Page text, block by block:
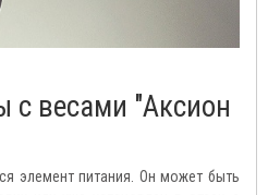
с весами "Аксион
элемент питания. Он может быть